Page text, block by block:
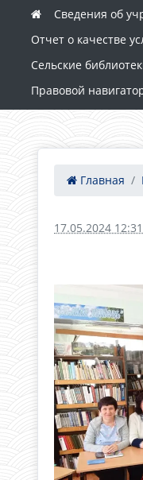
Сведения об
Отчет о качестве
Сельские
Правовой
Главная
17.05.2024 12:31